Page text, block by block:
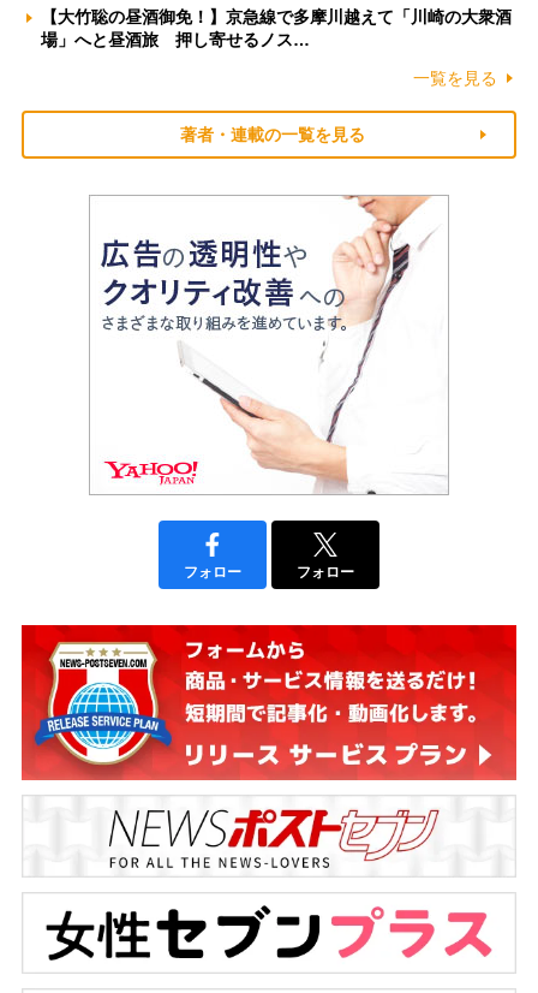
【大竹聡の昼酒御免！】京急線で多摩川越えて「川崎の大衆酒
場」へと昼酒旅 押し寄せるノス…
一覧を見る
著者・連載の一覧を見る
フォロー フォロー